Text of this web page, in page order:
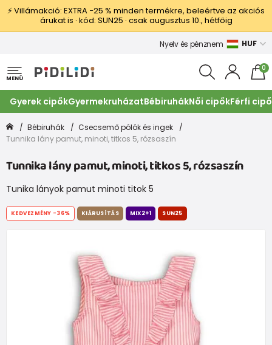
⚡ Villámakció: EXTRA −25 % minden termékre, beleértve az akciós
árukat is · kód: SUN25 · csak augusztus 10., hétfőig
Nyelv és pénznem HUF
MENÜ
0
Gyerek cipőkGyermekruházatBébiruhákNői cipőkFérfi
Bébiruhák
Csecsemő pólók és ingek
Tunnika lány pamut, minoti, titkos 5, rózsaszín
Tunnika lány pamut, minoti, titkos 5, rózsaszín
Tunika lányok pamut minoti titok 5
KEDVEZMÉNY -36% KIÁRUSÍTÁS MIX2+1 SUN25